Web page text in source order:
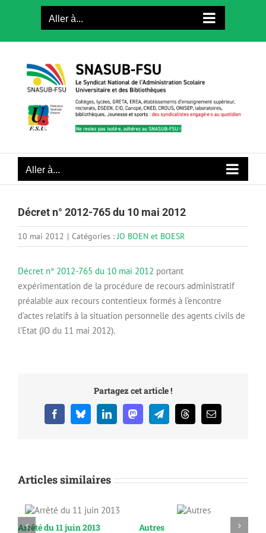
Aller à...
Aller à...
Décret n° 2012-765 du 10 mai 2012
10 mai 2012 | Catégories : JO BOEN et BOESR
Décret n° 2012-765 du 10 mai 2012 portant
expérimentation de la procédure de recours administratif
préalable aux recours contentieux formés à l’encontre
d’actes relatifs à la situation personnelle des agents civils de
l’Etat (JO du 11 mai 2012).
Partagez cet article !
FacebookBlueskyLinkedInMastodonTelegramThreadsEmail
Articles similaires
Arrêté du 11 juin 2013 Autres